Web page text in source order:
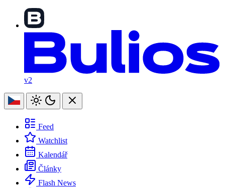
v2
Feed
Watchlist
Kalendář
Články
Flash News